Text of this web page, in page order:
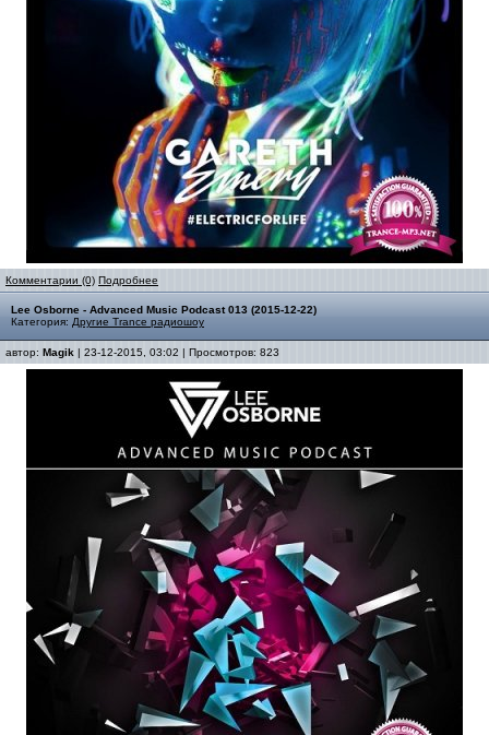
Комментарии (0) Подробнее
Lee Osborne - Advanced Music Podcast 013 (2015-12-22)
Категория: Другие Trance радиошоу
автор: Magik | 23-12-2015, 03:02 | Просмотров: 823